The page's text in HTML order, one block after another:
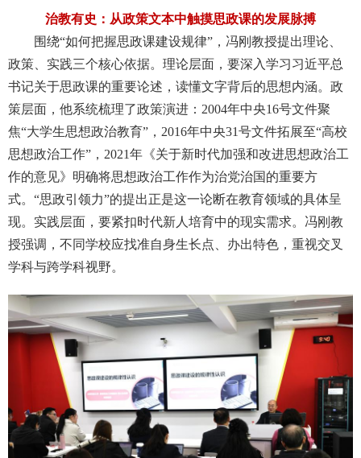
治教有史：从政策文本中触摸思政课的发展脉搏
围绕“如何把握思政课建设规律”，冯刚教授提出理论、
政策、实践三个核心依据。理论层面，要深入学习习近平总
书记关于思政课的重要论述，读懂文字背后的思想内涵。政
策层面，他系统梳理了政策演进： 2004年中央16号文件聚
焦“大学生思想政治教育”， 2016年中央31号文件拓展至“高校
思想政治工作”， 2021年《关于新时代加强和改进思想政治工
作的意见》明确将思想政治工作作为治党治国的重要方
式。“思政引领力”的提出正是这一论断在教育领域的具体呈
现。实践层面，要紧扣时代新人培育中的现实需求。冯刚教
授强调，不同学校应找准自身生长点、办出特色，重视交叉
学科与跨学科视野。